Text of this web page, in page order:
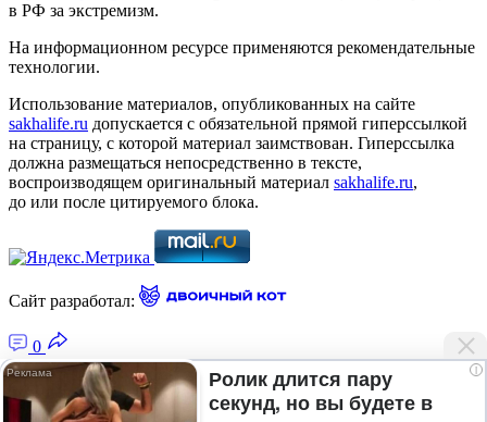
в РФ за экстремизм.
На информационном ресурсе применяются рекомендательные
технологии.
Использование материалов, опубликованных на сайте
sakhalife.ru допускается с обязательной прямой гиперссылкой
на страницу, с которой материал заимствован. Гиперссылка
должна размещаться непосредственно в тексте,
воспроизводящем оригинальный материал sakhalife.ru,
до или после цитируемого блока.
Сайт разработал:
0
Главная — Новости Якутии и мира
i
Ролик длится пару
секунд, но вы будете в